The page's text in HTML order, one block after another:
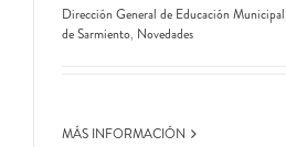
Dirección General de Educación Municipal,
de Sarmiento, Novedades
MÁS INFORMACIÓN